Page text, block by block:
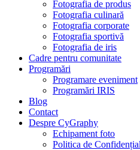
Fotografia de produs
Fotografia culinară
Fotografia corporate
Fotografia sportivă
Fotografia de iris
Cadre pentru comunitate
Programări
Programare eveniment
Programări IRIS
Blog
Contact
Despre CyGraphy
Echipament foto
Politica de